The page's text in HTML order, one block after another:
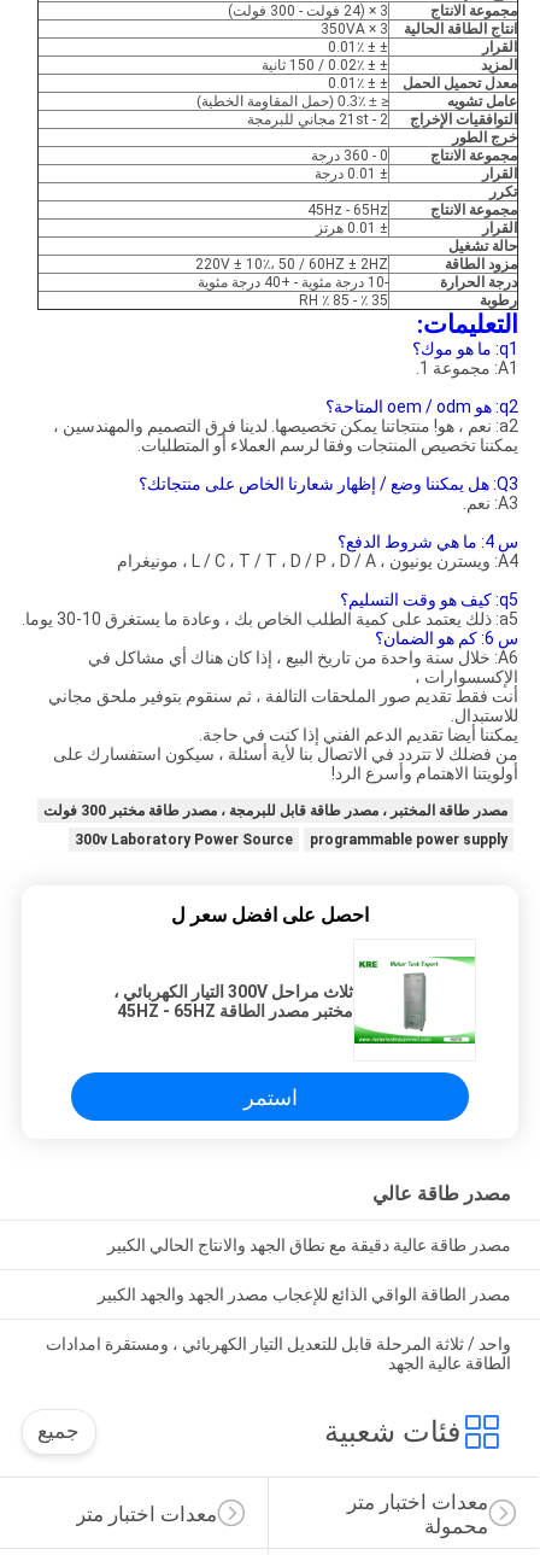
مجموعة الانتاج
3 × (24 فولت - 300 فولت)
انتاج الطاقة الحالية
3 × 350VA
القرار
± ± 0.01٪
المزيد
± ± 0.02٪ / 150 ثانية
معدل تحميل الحمل
± ± 0.01٪
عامل تشويه
≤ ± 0.3٪ (حمل المقاومة الخطية)
التوافقيات الإخراج
2 - 21st مجاني للبرمجة
خرج الطور
مجموعة الانتاج
0 - 360 درجة
القرار
± 0.01 درجة
تكرر
مجموعة الانتاج
45Hz - 65Hz
القرار
± 0.01 هرتز
حالة تشغيل
مزود الطاقة
220V ± 10٪، 50 / 60HZ ± 2HZ
درجة الحرارة
-10 درجة مئوية - +40 درجة مئوية
رطوبة
35 ٪ - 85 ٪ RH
التعليمات:
q1: ما هو موك؟
A1: مجموعة 1.
q2: هو oem / odm المتاحة؟
a2: نعم ، هو! منتجاتنا يمكن تخصيصها. لدينا فرق التصميم والمهندسين ،
يمكننا تخصيص المنتجات وفقا لرسم العملاء أو المتطلبات.
Q3: هل يمكننا وضع / إظهار شعارنا الخاص على منتجاتك؟
A3: نعم.
س 4: ما هي شروط الدفع؟
A4: ويسترن يونيون ، L / C ، T / T ، D / P ، D / A ، مونيغرام
q5: كيف هو وقت التسليم؟
a5: ذلك يعتمد على كمية الطلب الخاص بك ، وعادة ما يستغرق 10-30 يوما.
س 6: كم هو الضمان؟
A6: خلال سنة واحدة من تاريخ البيع ، إذا كان هناك أي مشاكل في
الإكسسوارات ،
أنت فقط تقديم صور الملحقات التالفة ، ثم سنقوم بتوفير ملحق مجاني
للاستبدال.
يمكننا أيضا تقديم الدعم الفني إذا كنت في حاجة.
من فضلك لا تتردد في الاتصال بنا لأية أسئلة ، سيكون استفسارك على
أولويتنا الاهتمام وأسرع الرد!
مصدر طاقة المختبر ، مصدر طاقة قابل للبرمجة ، مصدر طاقة مختبر 300 فولت
programmable power supply
300v Laboratory Power Source
احصل على افضل سعر ل
ثلاث مراحل 300V التيار الكهربائي ،
مختبر مصدر الطاقة 45HZ - 65HZ
استمر
مصدر طاقة عالي
مصدر طاقة عالية دقيقة مع نطاق الجهد والانتاج الحالي الكبير
مصدر الطاقة الواقي الذائع للإعجاب مصدر الجهد والجهد الكبير
واحد / ثلاثة المرحلة قابل للتعديل التيار الكهربائي ، ومستقرة امدادات
الطاقة عالية الجهد
فئات شعبية جميع
معدات اختبار متر
معدات اختبار متر
محمولة